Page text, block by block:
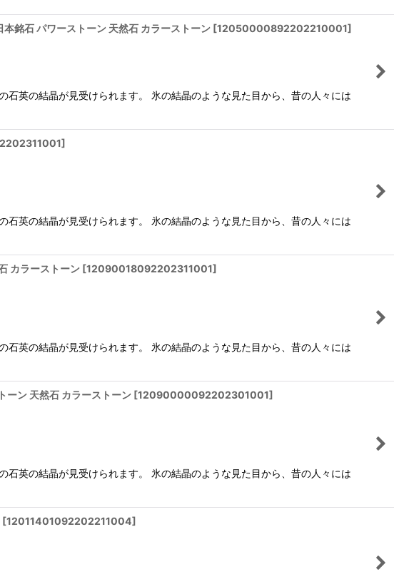
銘石 パワーストーン 天然石 カラーストーン [12050000892202210001]
英の結晶が見受けられます。 氷の結晶のような見た目から、昔の人々には
]
英の結晶が見受けられます。 氷の結晶のような見た目から、昔の人々には
カラーストーン [12090018092202311001]
英の結晶が見受けられます。 氷の結晶のような見た目から、昔の人々には
ーン 天然石 カラーストーン [12090000092202301001]
英の結晶が見受けられます。 氷の結晶のような見た目から、昔の人々には
[12011401092202211004]